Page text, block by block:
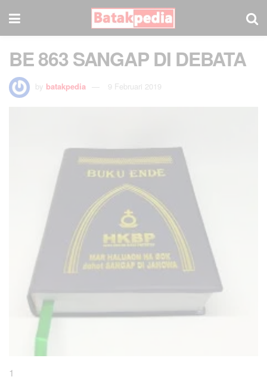
BE 863 SANGAP DI DEBATA
by batakpedia 9 Februari 2019
1